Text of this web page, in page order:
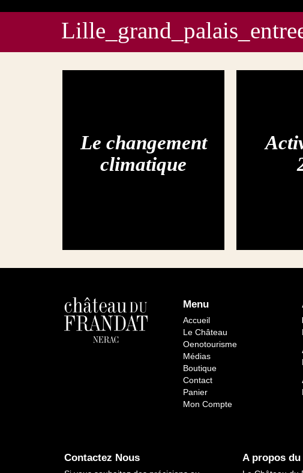
Le changement
climatique
Menu
Accueil
Le Château
Oenotourisme
Médias
Boutique
Contact
Panier
Mon Compte
Contactez Nous A propos du